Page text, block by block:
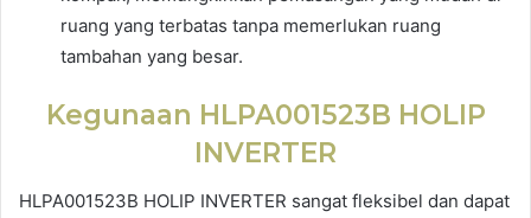
ruang yang terbatas tanpa memerlukan ruang
tambahan yang besar.
Kegunaan HLPA001523B HOLIP
INVERTER
HLPA001523B HOLIP INVERTER sangat fleksibel dan dapat